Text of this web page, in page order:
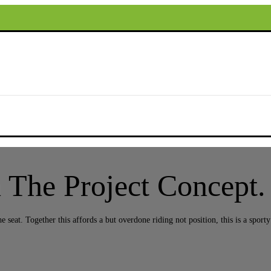
The Project Concept.
seat. Together this affords a but overdone riding not position, this is a